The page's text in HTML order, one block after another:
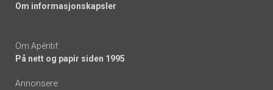
Om informasjonskapsler
Om Apéritif:
På nett og papir siden 1995
Annonsere: